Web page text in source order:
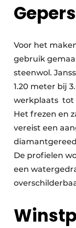
Voor het
gebruik
steenwol.
1.20 meter bij
werkplaats tot
Het frezen en
vereist een
De profielen
een